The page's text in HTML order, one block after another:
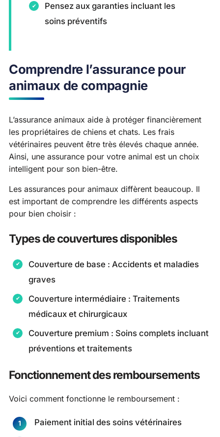
Pensez aux garanties incluant les
soins préventifs
Comprendre l’assurance pour
animaux de compagnie
L’assurance animaux aide à protéger financièrement
les propriétaires de chiens et chats. Les frais
vétérinaires peuvent être très élevés chaque année.
Ainsi, une assurance pour votre animal est un choix
intelligent pour son bien-être.
Les assurances pour animaux diffèrent beaucoup. Il
est important de comprendre les différents aspects
pour bien choisir :
Types de couvertures disponibles
Couverture de base : Accidents et maladies
graves
Couverture intermédiaire : Traitements
médicaux et chirurgicaux
Couverture premium : Soins complets incluant
préventions et traitements
Fonctionnement des remboursements
Voici comment fonctionne le remboursement :
Paiement initial des soins vétérinaires